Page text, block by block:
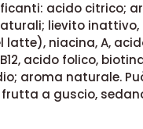
acido citrico;
lievito
latte), niacina, A,
acido folico,
aroma naturale.
a guscio,